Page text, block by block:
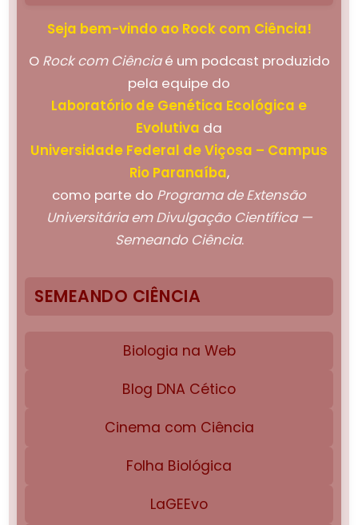
Seja bem-vindo ao Rock com Ciência!
O Rock com Ciênciaé um podcast produzido
pela equipe do
Laboratório de Genética Ecológica e
Evolutiva da
Universidade Federal de Viçosa – Campus
Rio Paranaíba,
como parte do Programa de Extensão
Universitária em Divulgação Científica —
Semeando Ciência.
SEMEANDO CIÊNCIA
Biologia na Web
Blog DNA Cético
Cinema com Ciência
Folha Biológica
LaGEEvo